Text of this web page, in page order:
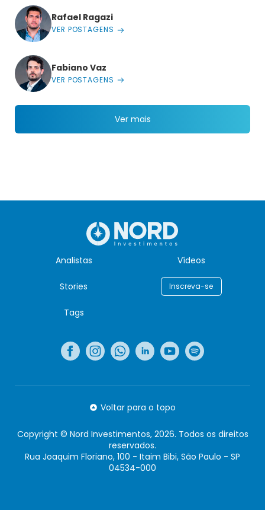
Rafael Ragazi
VER POSTAGENS
Fabiano Vaz
VER POSTAGENS
Ver mais
Analistas Vídeos
Stories Inscreva-se
Tags
Voltar para o topo
Copyright © Nord Investimentos, 2026. Todos os direitos
reservados.
Rua Joaquim Floriano, 100 - Itaim Bibi, São Paulo - SP
04534-000